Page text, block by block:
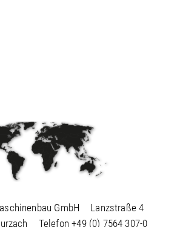
GmbH
Lanzstraße 4
Telefon+49 (0) 7564 307-0